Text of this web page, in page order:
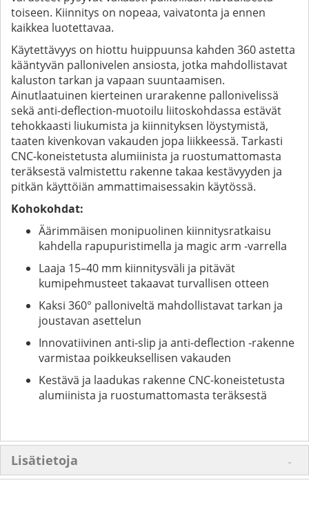
toiseen. Kiinnitys on nopeaa, vaivatonta ja ennen
kaikkea luotettavaa.
Käytettävyys on hiottu huippuunsa kahden 360 astetta
kääntyvän pallonivelen ansiosta, jotka mahdollistavat
kaluston tarkan ja vapaan suuntaamisen.
Ainutlaatuinen kierteinen urarakenne pallonivelissä
sekä anti-deflection-muotoilu liitoskohdassa estävät
tehokkaasti liukumista ja kiinnityksen löystymistä,
taaten kivenkovan vakauden jopa liikkeessä. Tarkasti
CNC-koneistetusta alumiinista ja ruostumattomasta
teräksestä valmistettu rakenne takaa kestävyyden ja
pitkän käyttöiän ammattimaisessakin käytössä.
Kohokohdat:
Äärimmäisen monipuolinen kiinnitysratkaisu
kahdella rapupuristimella ja magic arm -varrella
Laaja 15–40 mm kiinnitysväli ja pitävät
kumipehmusteet takaavat turvallisen otteen
Kaksi 360° palloniveltä mahdollistavat tarkan ja
joustavan asettelun
Innovatiivinen anti-slip ja anti-deflection -rakenne
varmistaa poikkeuksellisen vakauden
Kestävä ja laadukas rakenne CNC-koneistetusta
alumiinista ja ruostumattomasta teräksestä
Lisätietoja